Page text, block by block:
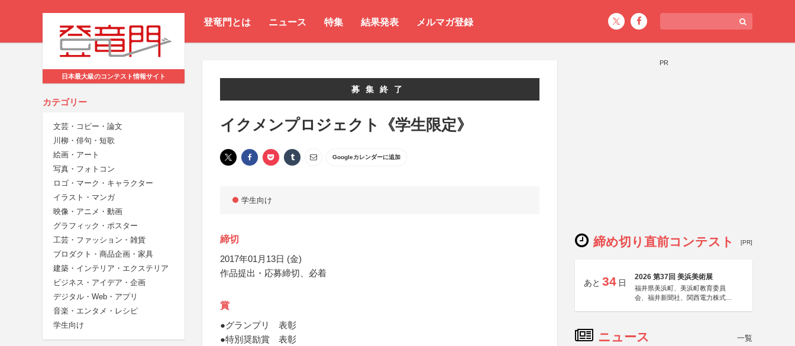
登竜門とは ニュース 特集 結果発表 メルマガ登録
日本最大級のコンテスト情報サイト
カテゴリー
文芸・コピー・論文
川柳・俳句・短歌
絵画・アート
写真・フォトコン
ロゴ・マーク・キャラクター
イラスト・マンガ
映像・アニメ・動画
グラフィック・ポスター
工芸・ファッション・雑貨
プロダクト・商品企画・家具
建築・インテリア・エクステリア
ビジネス・アイデア・企画
デジタル・Web・アプリ
音楽・エンタメ・レシピ
学生向け
募集終了
イクメンプロジェクト《学生限定》
Googleカレンダーに追加
学生向け
締切
2017年01月13日 (金)
作品提出・応募締切、必着
賞
●グランプリ 表彰
●特別奨励賞 表彰
PR
締め切り直前コンテスト [PR]
あと 34 日
2026 第37回 美浜美術展
福井県美浜町、美浜町教育委員
会、福井新聞社、関西電力株式会
ニュース 一覧